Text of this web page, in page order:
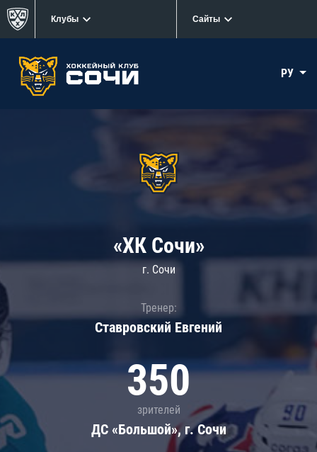
Клубы Сайты
РУ
«ХК Сочи»
г. Сочи
Тренер:
Ставровский Евгений
350
зрителей
ДС «Большой», г. Сочи